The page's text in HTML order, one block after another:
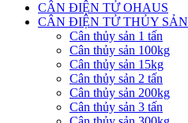
CÂN ĐIỆN TỬ OHAUS
CÂN ĐIỆN TỬ THỦY SẢN
Cân thủy sản 1 tấn
Cân thủy sản 100kg
Cân thủy sản 15kg
Cân thủy sản 2 tấn
Cân thủy sản 200kg
Cân thủy sản 3 tấn